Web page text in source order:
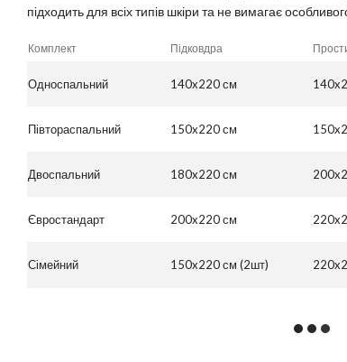
підходить для всіх типів шкіри та не вимагає
Комплект Підковдра
Односпальний 140x220 см
Півтораспальний 150x220 см
Двоспальний 180x220 см
Євростандарт 200x220 см
Сімейний 150x220 см (2шт)